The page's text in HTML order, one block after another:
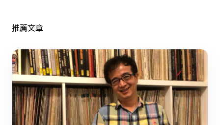
推薦文章